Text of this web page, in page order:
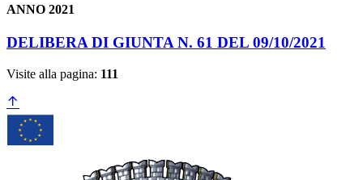
ANNO 2021
DELIBERA DI GIUNTA N. 61 DEL 09/10/2021
Visite alla pagina: 111